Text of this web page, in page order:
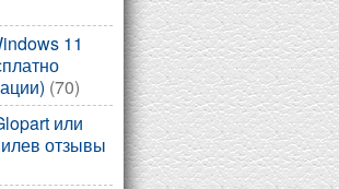
11
(70)
или
отзывы